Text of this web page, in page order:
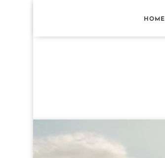
HOME
Player